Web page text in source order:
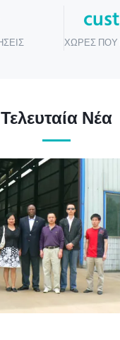
ΧΏΡΕΣ ΠΟΥ
Τελευταία Νέα